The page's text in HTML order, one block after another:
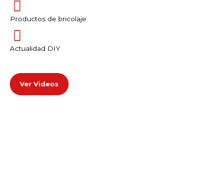
Productos de bricolaje
Actualidad DIY
Ver Videos